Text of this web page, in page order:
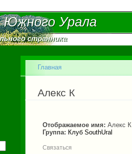
Южного Урала
Южного Урала
странника
странника
Вы здесь
Главная
Алекc К
Отображаемое имя: Алекc К
Группа: Клуб SouthUral
Связаться